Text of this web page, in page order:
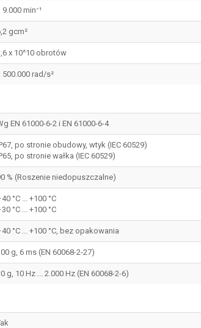
9.000 min⁻¹
gcm²
x 10^10 obrotów
500.000 rad/s²
EN 61000-6-2 i EN 61000-6-4
po stronie obudowy, wtyk (IEC 60529)
po stronie wałka (IEC 60529)
% (Roszenie niedopuszczalne)
°C ... +100 °C
°C ... +100 °C
°C ... +100 °C, bez opakowania
g, 6 ms (EN 60068-2-27)
g, 10 Hz ... 2.000 Hz (EN 60068-2-6)